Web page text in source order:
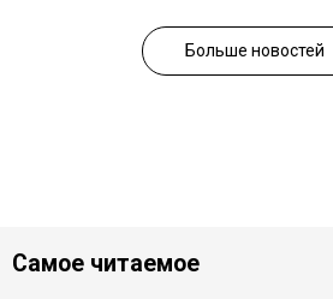
Больше новостей
Самое читаемое